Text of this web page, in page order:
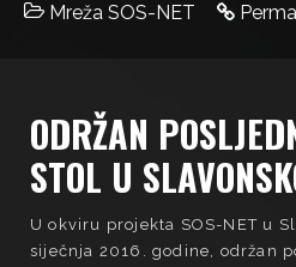
Mreža SOS-NET
ODRŽAN
STOL U
U okviru projekta SOS-NET u
siječnja 2016. godine, održan